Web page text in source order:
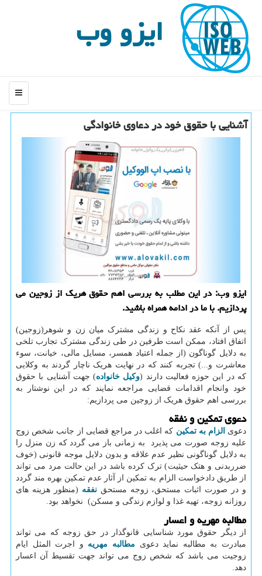
ایزو وب
منو
آشنایی با حقوق خود در دعاوی خانوادگی
ایزو وب: در این مطلب به بررسی اهم حقوق هریك از زوجین می
پردازیم. با ما در ادامه همراه باشید.
پس از آنکه عقد نکاح و زندگی مشترک میان زن و شوهر(زوجین)
اتفاق افتاد، ممکن است طرفین در طی زندگی مشترک تجارب تلخی
به دلایل گوناگون (از جمله اعتیاد همسر، مسایل مالی، خیانت، سوء
معاشرت و...) تجربه کنند که در نهایت هریک ناچار گردند به وکلایی
که در این حوزه فعالیت دارند (وکیل خانواده) جهت آشنایی با حقوق
خود وانجام اقدامات قضایی مراجعه نمایند که در این نوشتار به
بررسی اهم حقوق هریک از زوجین می پردازیم:
دعوی تمکین و نفقه
دعوی الزام به تمکین که اغلب در مراجع قضایی از جانب شخص زوج
علیه زوجه صورت می پذیرد به زمانی باز می گردد که زن منزل را
به دلایل گوناگونی نظیر عدم علاقه و بدون دلایل موجه قانونی (خوف
ضرربدنی و هتک حیثیت) ترک کرده باشد در این حالت مرد می تواند
از طریق دادخواست الزام به تمکین از آثار عدم تمکین بهره مند گردد
و در صورت اثبات مستحق، زوجه مستحقنفقه (منظور هزینه های
روزانه زوجه، تهیه غذا و لوازم زندگی و مسکن) نخواهد بود.
مطالبه مهریه و اعسار
از دیگر حقوق مورد شناسایی قانوگذار در حق زوجه که می تواند
مبادرت به مطالبه نماید دعوی مطالبه مهریه و اجرت المثل ایام
زوجیت می باشد که شخص زوج می تواند جهت تقسیط آن اعسار
دهد.